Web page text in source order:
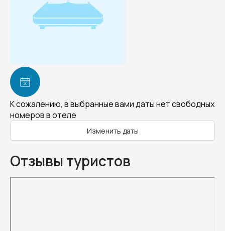
К сожалению, в выбранные вами даты нет свободных
номеров в отеле
Изменить даты
Отзывы туристов